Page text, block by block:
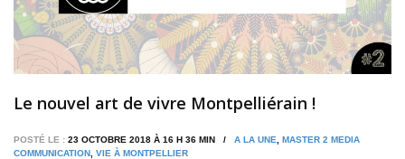
Le nouvel art de vivre Montpelliérain !
POSTÉ LE : 23 OCTOBRE 2018 À 16 H 36 MIN / A LA UNE
MASTER 2 MEDIA
COMMUNICATION VIE À MONTPELLIER